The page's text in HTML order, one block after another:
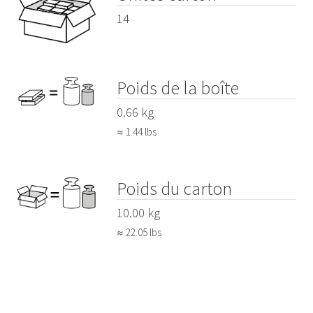
14
Poids de la boîte
0.66 kg
≈ 1.44 lbs
Poids du carton
10.00 kg
≈ 22.05 lbs